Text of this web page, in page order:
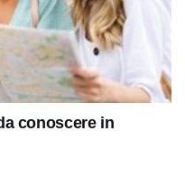
conoscere in